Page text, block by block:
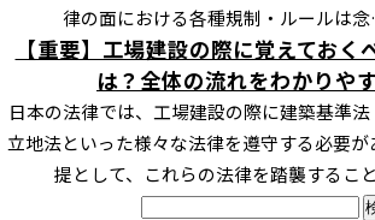
律の面における各種規制・ルールは
【重要】工場建設の際に覚えておく
は？全体の流れをわかりや
日本の法律では、工場建設の際に建築基準
立地法といった様々な法律を遵守する必要が
提として、これらの法律を踏襲するこ
検